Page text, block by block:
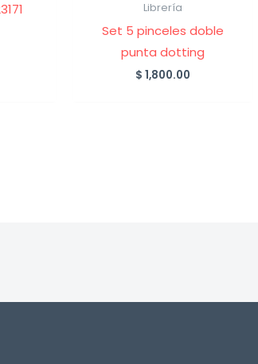
Librería
Set 5 pinceles doble
punta dotting
$ 1,800.00